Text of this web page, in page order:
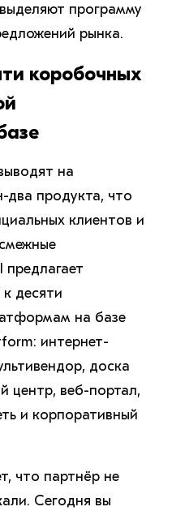
программу
рынка.
коробочных
на
два продукта, что
клиентов и
десяти
на базе
интернет-
доска
центр, веб-портал,
и корпоративный
что партнёр не
Сегодня вы